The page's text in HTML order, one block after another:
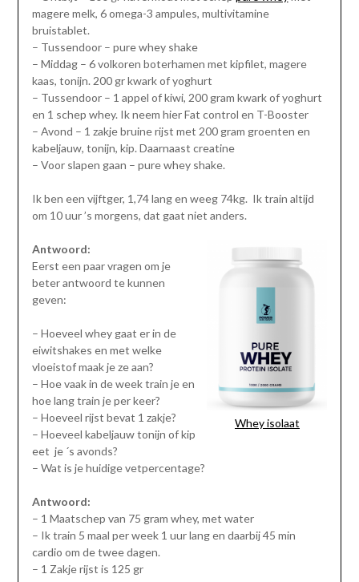
magere melk, 6 omega-3 ampules, multivitamine
bruistablet.
– Tussendoor – pure whey shake
– Middag – 6 volkoren boterhamen met kipfilet, magere
kaas, tonijn. 200 gr kwark of yoghurt
– Tussendoor – 1 appel of kiwi, 200 gram kwark of yoghurt
en 1 schep whey. Ik neem hier Fat control en T-Booster
– Avond – 1 zakje bruine rijst met 200 gram groenten en
kabeljauw, tonijn, kip. Daarnaast creatine
– Voor slapen gaan – pure whey shake.
Ik ben een vijftger, 1,74 lang en weeg 74kg. Ik train altijd
om 10 uur ’s morgens, dat gaat niet anders.
Whey isolaat
Antwoord:
Eerst een paar vragen om je
beter antwoord te kunnen
geven:
– Hoeveel whey gaat er in de
eiwitshakes en met welke
vloeistof maak je ze aan?
– Hoe vaak in de week train je en
hoe lang train je per keer?
– Hoeveel rijst bevat 1 zakje?
– Hoeveel kabeljauw tonijn of kip
eet je ´s avonds?
– Wat is je huidige vetpercentage?
Antwoord:
– 1 Maatschep van 75 gram whey, met water
– Ik train 5 maal per week 1 uur lang en daarbij 45 min
cardio om de twee dagen.
– 1 Zakje rijst is 125 gr